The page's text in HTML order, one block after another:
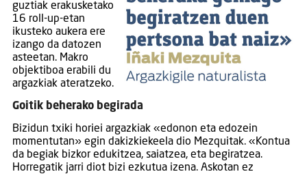
guztiak erakusketako
16 roll-up-etan
ikusteko aukera ere
izango da datozen
asteetan. Makro
objektiboa erabili du
argazkiak ateratzeko.
Goitik beherako begirada
Bizidun txiki horiei argazkiak «edonon eta edozein
momentutan» egin dakizkiekeela dio Mezquitak. «Kontua
da begiak bizkor edukitzea, saiatzea, eta begiratzea.
Horregatik jarri diot bizi ezkutua izena. Askotan ez